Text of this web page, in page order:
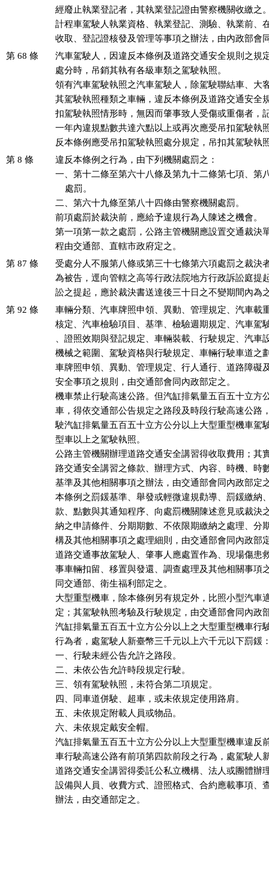
經廢止執業登記者，其執業登記證由警察機關收繳之
計程車駕駛人執業資格、執業登記、測驗、執業前、
收取、登記證核發及管理等事項之辦法，由內政部會
第 68 條
汽車駕駛人，因違反本條例及道路交通安全規則之規
處分時，吊銷其執有各級車類之駕駛執照。
領有汽車駕駛執照之汽車駕駛人，除駕駛聯結車、大
其駕駛執照種類之車輛，違反本條例及道路交通安全
扣駕駛執照情形時，無因而肇事致人受傷或重傷者，
一年內違規點數共達六點以上或再次應受吊扣駕駛執
反本條例應受吊扣駕駛執照處分規定，吊扣其駕駛執
第 8 條
違反本條例之行為，由下列機關處罰之：
一、第十二條至第六十八條及第九十二條第七項、第
    處罰。
二、第六十九條至第八十四條由警察機關處罰。
前項處罰於裁決前，應給予違規行為人陳述之機會。
第一項第一款之處罰，公路主管機關應設置交通裁決
程由交通部、直轄市政府定之。
第 87 條
受處分人不服第八條或第三十七條第六項處罰之裁決
為被告，逕向管轄之高等行政法院地方行政訴訟庭提
訟之提起，應於裁決書送達後三十日之不變期間內為
第 92 條
車輛分類、汽車牌照申領、異動、管理規定、汽車載
核定、汽車檢驗項目、基準、檢驗週期規定、汽車駕
、證照效期與登記規定、車輛裝載、行駛規定、汽車
機械之範圍、駕駛資格與行駛規定、車輛行駛車道之
車牌照申領、異動、管理規定、行人通行、道路障礙
安全事項之規則，由交通部會同內政部定之。
機車禁止行駛高速公路。但汽缸排氣量五百五十立方
車，得依交通部公告規定之路段及時段行駛高速公路
駛汽缸排氣量五百五十立方公分以上大型重型機車駕
型車以上之駕駛執照。
公路主管機關辦理道路交通安全講習得收取費用；其
路交通安全講習之條款、辦理方式、內容、時機、時
基準及其他相關事項之辦法，由交通部會同內政部定
本條例之罰鍰基準、舉發或輕微違規勸導、罰鍰繳納
款、點數與其通知程序、向處罰機關陳述意見或裁決
納之申請條件、分期期數、不依限期繳納之處理、分
構及其他相關事項之處理細則，由交通部會同內政部
道路交通事故駕駛人、肇事人應處置作為、現場傷患
事車輛扣留、移置與發還、調查處理及其他相關事項
同交通部、衛生福利部定之。
大型重型機車，除本條例另有規定外，比照小型汽車
定；其駕駛執照考驗及行駛規定，由交通部會同內政
汽缸排氣量五百五十立方公分以上之大型重型機車行
行為者，處駕駛人新臺幣三千元以上六千元以下罰鍰
一、行駛未經公告允許之路段。
二、未依公告允許時段規定行駛。
三、領有駕駛執照，未符合第二項規定。
四、同車道併駛、超車，或未依規定使用路肩。
五、未依規定附載人員或物品。
六、未依規定戴安全帽。
汽缸排氣量五百五十立方公分以上大型重型機車違反
車行駛高速公路有前項第四款前段之行為，處駕駛人
道路交通安全講習得委託公私立機構、法人或團體辦
設備與人員、收費方式、證照格式、合約應載事項、
辦法，由交通部定之。